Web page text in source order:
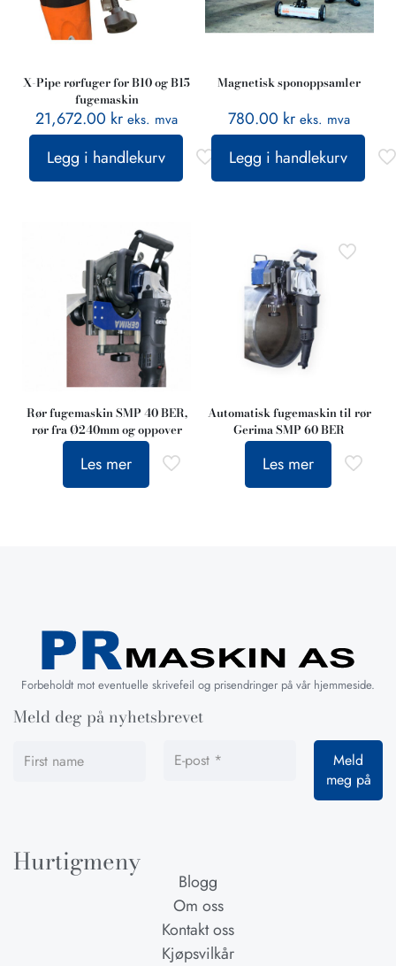
X-Pipe rørfuger for B10 og B15
fugemaskin
21,672.00 kr eks. mva
Legg i handlekurv
Magnetisk sponoppsamler
780.00 kr eks. mva
Legg i handlekurv
Rør fugemaskin SMP 40 BER,
rør fra Ø240mm og oppover
Les mer
Automatisk fugemaskin til rør
Gerima SMP 60 BER
Les mer
Forbeholdt mot eventuelle skrivefeil og prisendringer på vår hjemmeside.
Meld deg på nyhetsbrevet
Hurtigmeny
Blogg
Om oss
Kontakt oss
Kjøpsvilkår